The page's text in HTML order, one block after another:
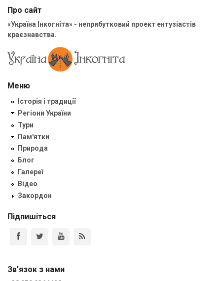
Про сайт
«Україна Інкогніта» - неприбутковий проект ентузіастів
краєзнавства.
Меню
Історія і традиції
Регіони України
Тури
Пам'ятки
Природа
Блог
Галереї
Відео
Закордон
Підпишіться
Зв'язок з нами